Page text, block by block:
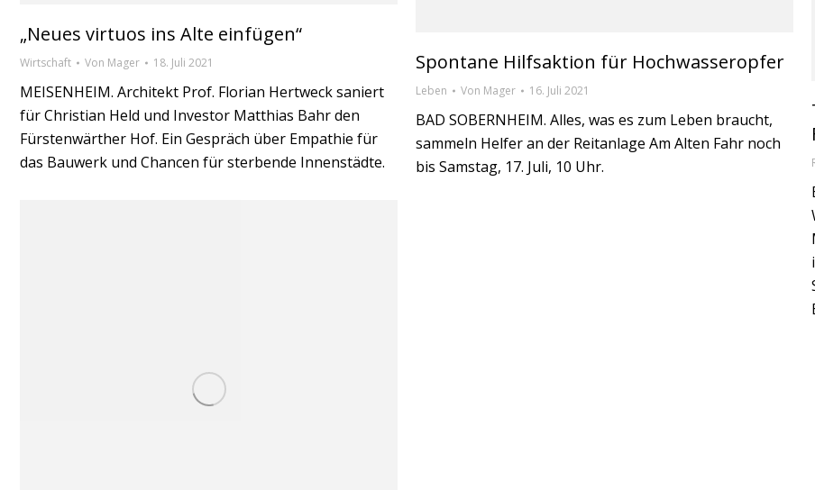
„Neues virtuos ins Alte einfügen“
Wirtschaft Von Mager 18. Juli 2021
MEISENHEIM. Architekt Prof. Florian Hertweck saniert
für Christian Held und Investor Matthias Bahr den
Fürstenwärther Hof. Ein Gespräch über Empathie für
das Bauwerk und Chancen für sterbende Innenstädte.
Spontane Hilfsaktion für Hochwasseropfer
Leben Von Mager 16. Juli 2021
BAD SOBERNHEIM. Alles, was es zum Leben braucht,
sammeln Helfer an der Reitanlage Am Alten Fahr noch
bis Samstag, 17. Juli, 10 Uhr.